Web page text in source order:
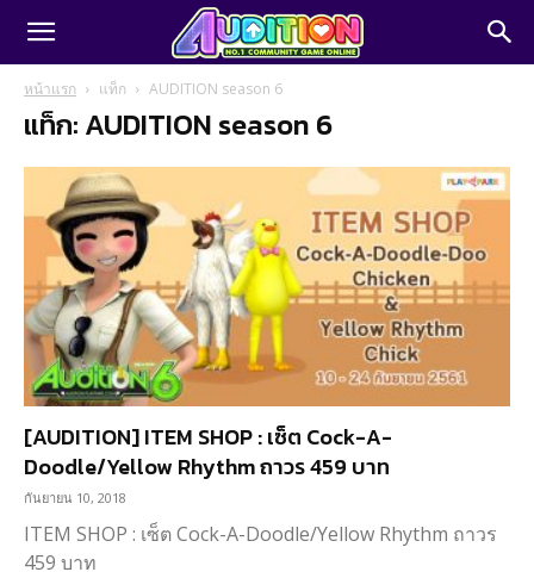
หน้าแรก แท็ก AUDITION season 6
แท็ก: AUDITION season 6
[AUDITION] ITEM SHOP : เซ็ต Cock-A-
Doodle/Yellow Rhythm ถาวร 459 บาท
กันยายน 10, 2018
ITEM SHOP : เซ็ต Cock-A-Doodle/Yellow Rhythm ถาวร
459 บาท